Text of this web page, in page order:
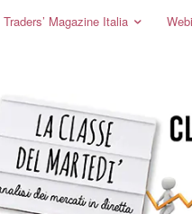
Traders’ Magazine Italia